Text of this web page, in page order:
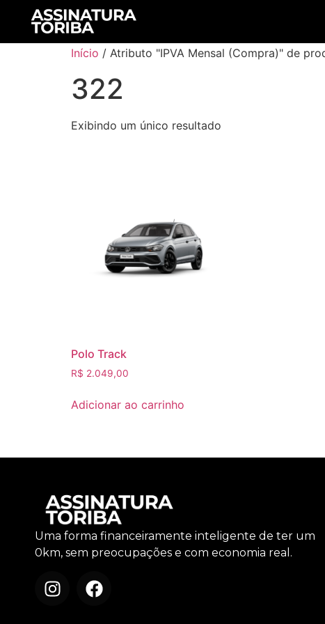
Início / Atributo "IPVA Mensal (Compra)" de
322
Exibindo um único resultado
Polo Track
R$ 2.049,00
Adicionar ao carrinho
Uma forma financeiramente inteligente de ter um
0km, sem preocupações e com economia real.